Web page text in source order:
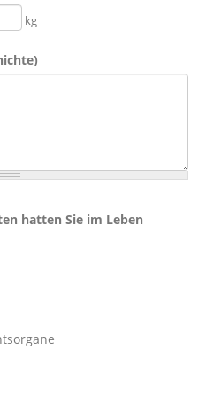
kg
hatten Sie im Leben